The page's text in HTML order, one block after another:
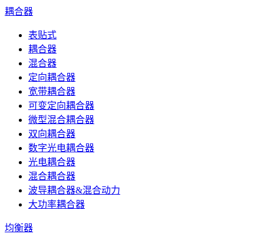
耦合器
表贴式
耦合器
混合器
定向耦合器
宽带耦合器
可变定向耦合器
微型混合耦合器
双向耦合器
数字光电耦合器
光电耦合器
混合耦合器
波导耦合器&混合动力
大功率耦合器
均衡器